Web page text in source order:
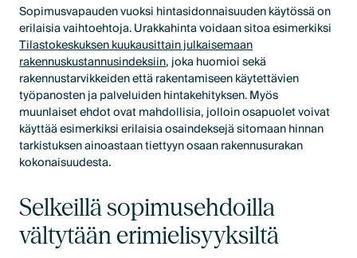
Sopimusvapauden vuoksi hintasidonnaisuuden käytössä on
erilaisia vaihtoehtoja. Urakkahinta voidaan sitoa esimerkiksi
Tilastokeskuksen kuukausittain julkaisemaan
rakennuskustannusindeksiin, joka huomioi sekä
rakennustarvikkeiden että rakentamiseen käytettävien
työpanosten ja palveluiden hintakehityksen. Myös
muunlaiset ehdot ovat mahdollisia, jolloin osapuolet voivat
käyttää esimerkiksi erilaisia osaindeksejä sitomaan hinnan
tarkistuksen ainoastaan tiettyyn osaan rakennusurakan
kokonaisuudesta.
Selkeillä sopimusehdoilla
vältytään erimielisyyksiltä